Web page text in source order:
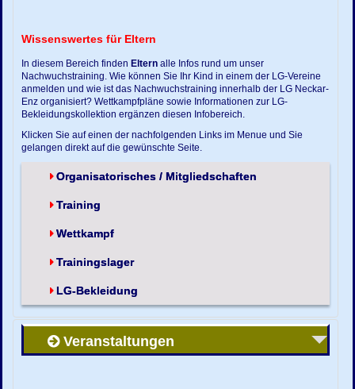
Wissenswertes für Eltern
In diesem Bereich finden Eltern alle Infos rund um unser
Nachwuchstraining. Wie können Sie Ihr Kind in einem der LG-Vereine
anmelden und wie ist das Nachwuchstraining innerhalb der LG Neckar-
Enz organisiert? Wettkampfpläne sowie Informationen zur LG-
Bekleidungskollektion ergänzen diesen Infobereich.
Klicken Sie auf einen der nachfolgenden Links im Menue und Sie
gelangen direkt auf die gewünschte Seite.
Organisatorisches / Mitgliedschaften
Training
Wettkampf
Trainingslager
LG-Bekleidung
Veranstaltungen